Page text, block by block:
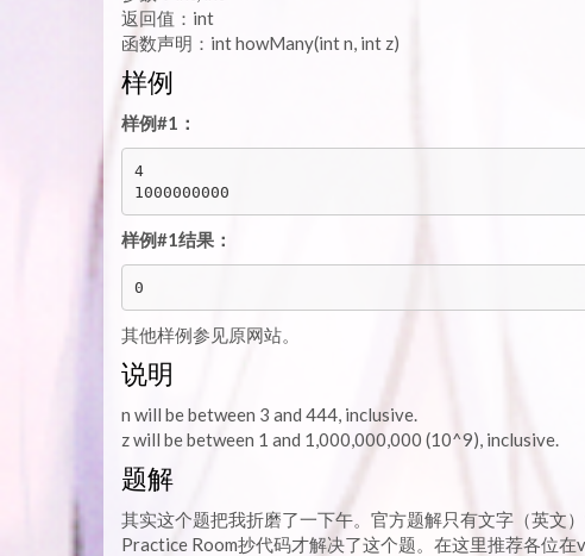
返回值：int
函数声明：int howMany(int n, int z)
样例
样例#1：
4
样例#1结果：
其他样例参见原网站。
说明
n will be between 3 and 444, inclusive.
z will be between 1 and 1,000,000,000 (10^9), inclusive.
题解
其实这个题把我折磨了一下午。官方题解只有文字（英文
Practice Room抄代码才解决了这个题。在这里推荐各位在